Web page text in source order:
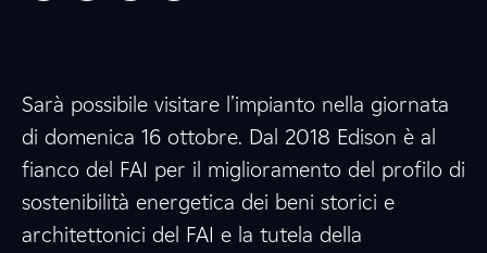
Sarà possibile visitare l’impianto nella giornata
di domenica 16 ottobre. Dal 2018 Edison è al
fianco del FAI per il miglioramento del profilo di
sostenibilità energetica dei beni storici e
architettonici del FAI e la tutela della